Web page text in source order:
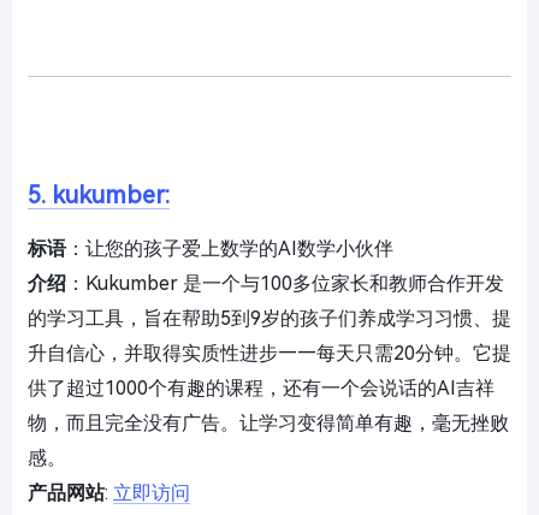
5. kukumber:
标语：让您的孩子爱上数学的AI数学小伙伴
介绍 ：Kukumber 是一个与100多位家长和教师合作开发
的学习工具，旨在帮助5到9岁的孩子们养成学习习惯、提
升自信心，并取得实质性进步——每天只需20分钟。它提
供了超过1000个有趣的课程，还有一个会说话的AI吉祥
物，而且完全没有广告。让学习变得简单有趣，毫无挫败
感。
产品网站: 立即访问